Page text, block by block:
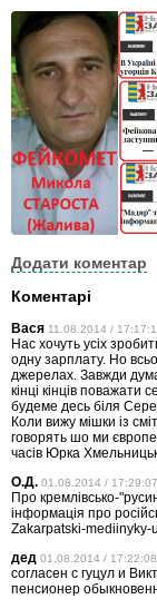
Додати коментар
Коментарі
Вася 11.08.2014 /
Нас хочуть усіх
одну зарплату. Но
джерелах. Завжди
кінці кінців
будеме десь біля
Коли вижу мішки із
говорять шо ми
часів Юрка
О.Д. 01.08.2014 / 17:29:07
Про кремлівсько-
інформація про
Zakarpatski-mediinyky-
дед 01.08.2014 / 17:22:08
согласен с гуцул и
пенсионер